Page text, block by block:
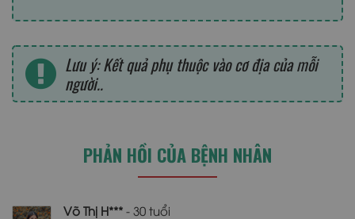
Lưu ý: Kết quả phụ thuộc vào cơ địa của mỗi
người..
PHẢN HỒI CỦA BỆNH NHÂN
Võ Thị H*** - 30 tuổi